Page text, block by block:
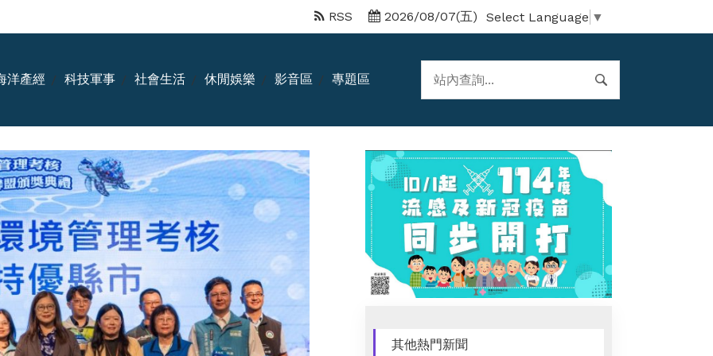
Select Language ▼
2026/08/07(五)
RSS
洋產經 科技軍事 社會生活 休閒娛樂 影音區 專題區
其他熱門新聞